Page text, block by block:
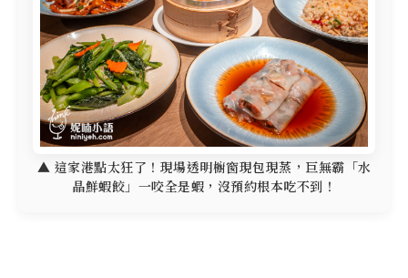
▲ 這家港點太狂了！現場透明櫥窗現包現蒸，巨無霸「水
晶鮮蝦餃」一咬全是蝦，沒預約根本吃不到！